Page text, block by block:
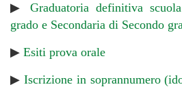
▶ Graduatoria definitiva
grado e Secondaria di Secondo
▶ Esiti prova orale
▶ Iscrizione in soprannumero